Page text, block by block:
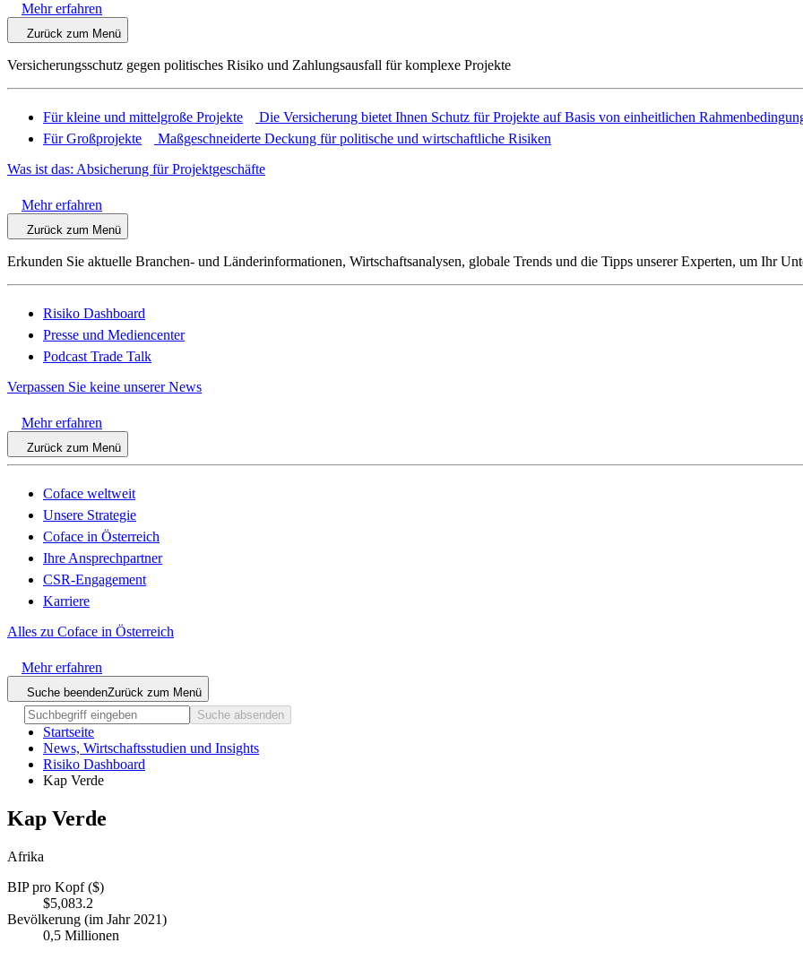
Mehr erfahren
Zurück zum Menü
Versicherungsschutz gegen politisches Risiko und Zahlungsausfall für komplexe Projekte
Für kleine und mittelgroße Projekte
Die Versicherung bietet Ihnen Schutz für Projekte auf Basis von einheitlichen
Für Großprojekte
Maßgeschneiderte Deckung für politische und wirtschaftliche Risiken
Was ist das: Absicherung für Projektgeschäfte
Mehr erfahren
Zurück zum Menü
Erkunden Sie aktuelle Branchen- und Länderinformationen, Wirtschaftsanalysen, globale Trends und die Tipps unserer Experten, um Ihr
Risiko Dashboard
Presse und Mediencenter
Podcast Trade Talk
Verpassen Sie keine unserer News
Mehr erfahren
Zurück zum Menü
Coface weltweit
Unsere Strategie
Coface in Österreich
Ihre Ansprechpartner
CSR-Engagement
Karriere
Alles zu Coface in Österreich
Mehr erfahren
Suche beendenZurück zum Menü
Suche absenden
Startseite
News, Wirtschaftsstudien und Insights
Risiko Dashboard
Kap Verde
Kap Verde
Afrika
BIP pro Kopf ($)
$5,083.2
Bevölkerung (im Jahr 2021)
0,5 Millionen